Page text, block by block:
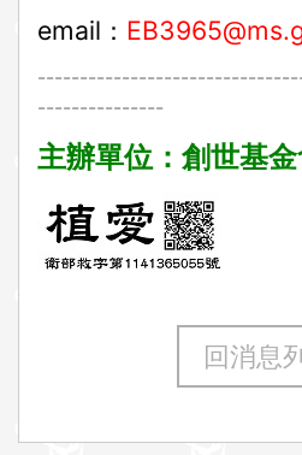
email ：
---------------
主辦單位：創世基
回消息